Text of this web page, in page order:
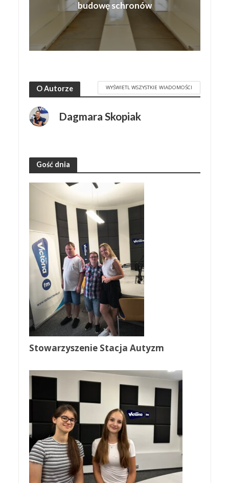
budowę schronów
O Autorze WYŚWIETL WSZYSTKIE WIADOMOŚCI
Dagmara Skopiak
Gość dnia
Stowarzyszenie Stacja Autyzm